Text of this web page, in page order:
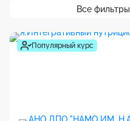
Все фильтры
Популярный курс